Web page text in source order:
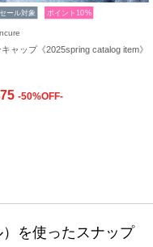
ール対象 ポイント10%
ャップ《2025spring catalog item》
-50%OFF-
を使ったスナップ